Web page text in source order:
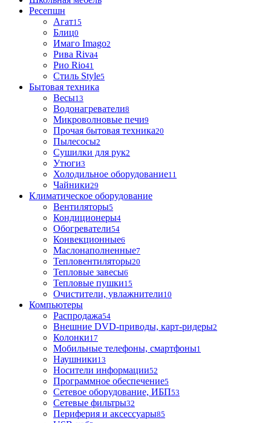
Ресепшн
Агат15
Блиц0
Имаго Imago2
Рива Riva4
Рио Rio41
Стиль Style5
Бытовая техника
Весы13
Водонагреватели8
Микроволновые печи9
Прочая бытовая техника20
Пылесосы2
Сушилки для рук2
Утюги3
Холодильное оборудование11
Чайники29
Климатическое оборудование
Вентиляторы5
Кондиционеры4
Обогреватели54
Конвекционные6
Маслонаполненные7
Тепловентиляторы20
Тепловые завесы6
Тепловые пушки15
Очистители, увлажнители10
Компьютеры
Распродажа54
Внешние DVD-приводы, карт-ридеры2
Колонки17
Мобильные телефоны, смартфоны1
Наушники13
Носители информации52
Программное обеспечение5
Сетевое оборудование, ИБП53
Сетевые фильтры32
Периферия и аксессуары85